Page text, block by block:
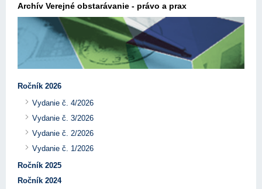
Archív Verejné obstarávanie - právo a prax
Ročník 2026
Vydanie č. 4/2026
Vydanie č. 3/2026
Vydanie č. 2/2026
Vydanie č. 1/2026
Ročník 2025
Ročník 2024